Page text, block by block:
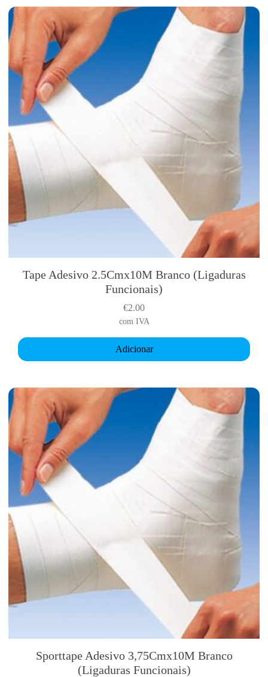
Tape Adesivo 2.5Cmx10M Branco (Ligaduras
Funcionais)
€2.00
com IVA
Adicionar
Sporttape Adesivo 3,75Cmx10M Branco
(Ligaduras Funcionais)